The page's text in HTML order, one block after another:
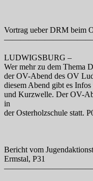
Vortrag ueber DRM beim
LUDWIGSBURG –
Wer mehr zu dem Thema
der OV-Abend des OV
diesem Abend gibt es
und Kurzwelle. Der OV-
in
der Osterholzschule statt.
Bericht vom
Ermstal, P31